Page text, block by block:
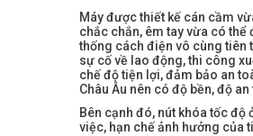
Máy được thiết kế cán cầm
chắc chắn, êm tay vừa có
thống cách điện vô cùng tiên
sự cố về lao động, thi công
chế độ tiện lợi, đảm bảo an
Châu Âu nên có độ bền, độ
Bên cạnh đó, nút khóa tốc độ
việc, hạn chế ảnh hưởng của